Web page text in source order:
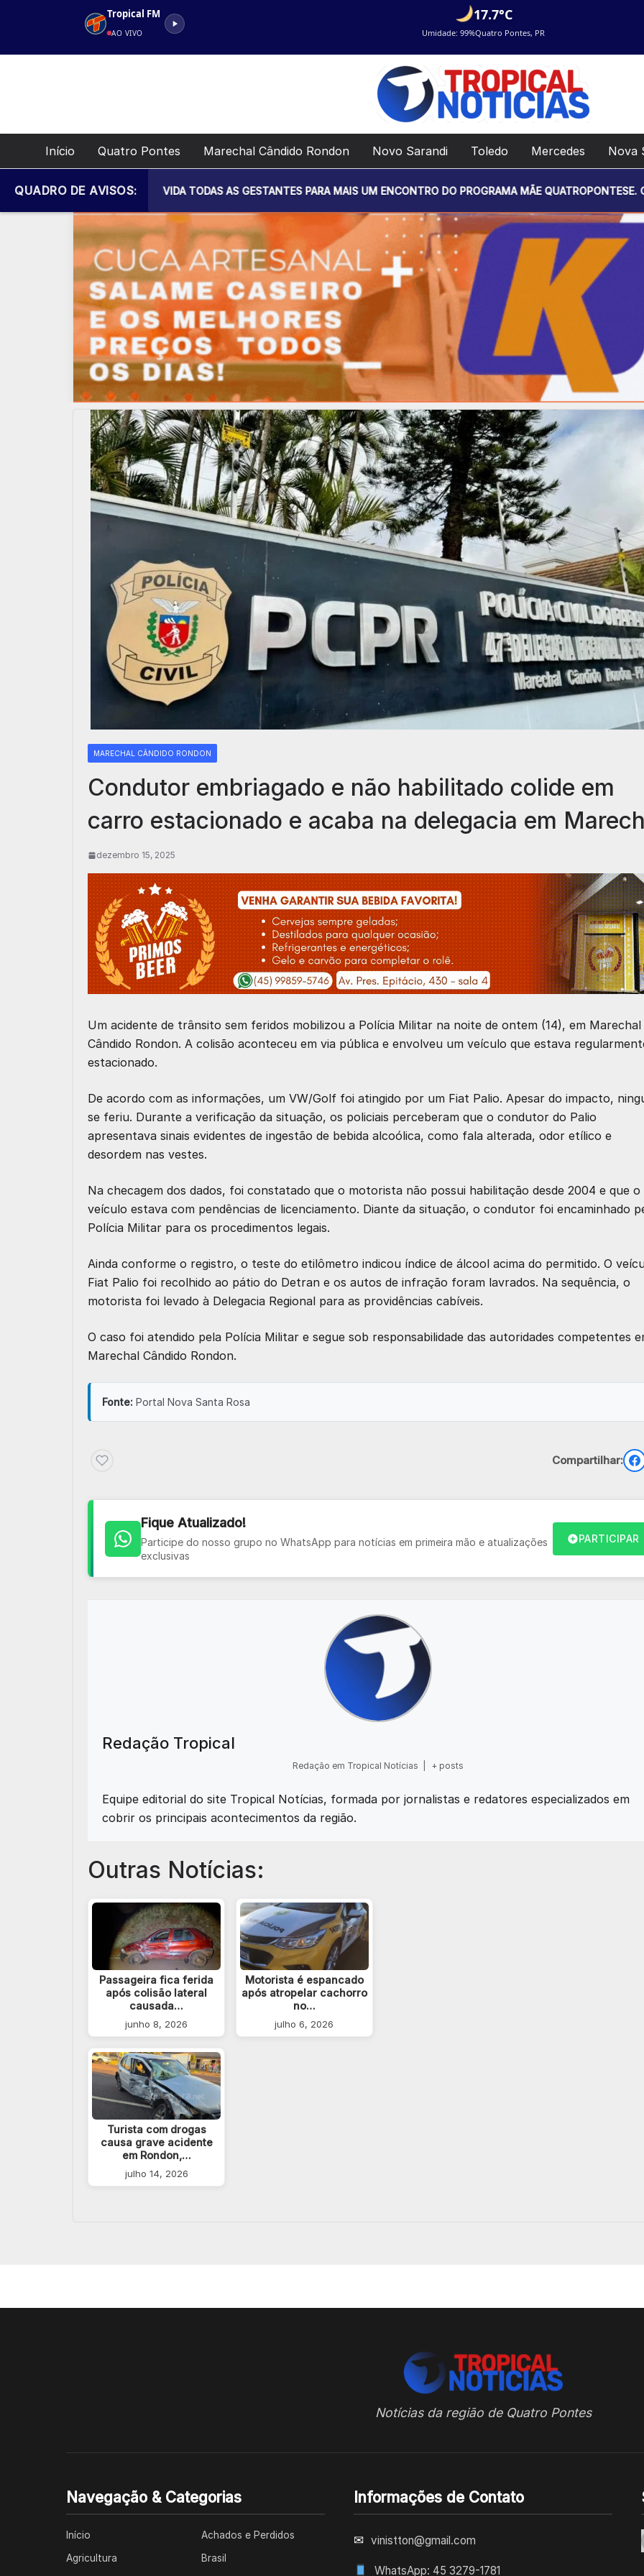
Tropical FM
AO VIVO
17.7°C
Umidade: 99%Quatro Pontes, PR
Início Quatro Pontes Marechal Cândido Rondon Novo Sarandi Toledo Mercedes Nova
QUADRO DE AVISOS:
DE SAÚDE CONVIDA TODAS AS GESTANTES PARA MAIS UM ENCONTRO DO PROGRAMA MÃE QUATROPONTESE. O EVENTO
MARECHAL CÂNDIDO RONDON
Condutor embriagado e não habilitado colide em
carro estacionado e acaba na delegacia em
dezembro 15, 2025
Um acidente de trânsito sem feridos mobilizou a Polícia Militar na noite de ontem (14), em Marechal
Cândido Rondon. A colisão aconteceu em via pública e envolveu um veículo que estava
estacionado.
De acordo com as informações, um VW/Golf foi atingido por um Fiat Palio. Apesar do impacto,
se feriu. Durante a verificação da situação, os policiais perceberam que o condutor do Palio
apresentava sinais evidentes de ingestão de bebida alcoólica, como fala alterada, odor etílico e
desordem nas vestes.
Na checagem dos dados, foi constatado que o motorista não possui habilitação desde 2004 e que o
veículo estava com pendências de licenciamento. Diante da situação, o condutor foi encaminhado
Polícia Militar para os procedimentos legais.
Ainda conforme o registro, o teste do etilômetro indicou índice de álcool acima do permitido. O
Fiat Palio foi recolhido ao pátio do Detran e os autos de infração foram lavrados. Na sequência, o
motorista foi levado à Delegacia Regional para as providências cabíveis.
O caso foi atendido pela Polícia Militar e segue sob responsabilidade das autoridades competentes
Marechal Cândido Rondon.
Fonte: Portal Nova Santa Rosa
Compartilhar:
Fique Atualizado!
Participe do nosso grupo no WhatsApp para notícias em primeira mão e atualizações
exclusivas
PARTICIPAR
Redação Tropical
Redação em Tropical Notícias + posts
Equipe editorial do site Tropical Notícias, formada por jornalistas e redatores especializados em
cobrir os principais acontecimentos da região.
Outras Notícias:
Passageira fica ferida
após colisão lateral
causada…
junho 8, 2026
Turista com drogas
causa grave acidente
em Rondon,…
julho 14, 2026
Motorista é espancado
após atropelar cachorro
no…
julho 6, 2026
Notícias da região de Quatro Pontes
Navegação & Categorias
Início
Achados e Perdidos
Agricultura
Brasil
Informações de Contato
✉ vinistton@gmail.com
WhatsApp: 45 3279-1781